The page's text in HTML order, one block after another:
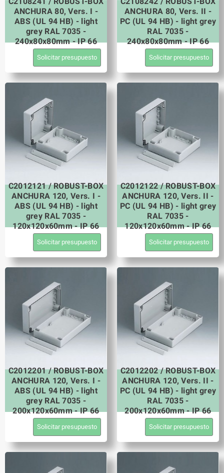
ANCHURA 80, Vers. I -
ABS (UL 94 HB) - light
grey RAL 7035 -
240x80x80mm - IP 66
Solicitar presupuesto
ANCHURA 80, Vers. II -
PC (UL 94 HB) - light grey
RAL 7035 -
240x80x80mm - IP 66
Solicitar presupuesto
C2012121 / ROBUST-BOX
ANCHURA 120, Vers. I -
ABS (UL 94 HB) - light
grey RAL 7035 -
120x120x60mm - IP 66
Solicitar presupuesto
C2012122 / ROBUST-BOX
ANCHURA 120, Vers. II -
PC (UL 94 HB) - light grey
RAL 7035 -
120x120x60mm - IP 66
Solicitar presupuesto
C2012201 / ROBUST-BOX
ANCHURA 120, Vers. I -
ABS (UL 94 HB) - light
grey RAL 7035 -
200x120x60mm - IP 66
Solicitar presupuesto
C2012202 / ROBUST-BOX
ANCHURA 120, Vers. II -
PC (UL 94 HB) - light grey
RAL 7035 -
200x120x60mm - IP 66
Solicitar presupuesto